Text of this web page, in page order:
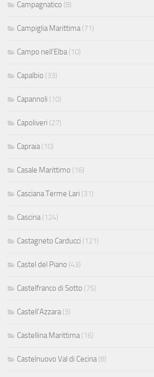
Campagnatico (8)
Campiglia Marittima (71)
Campo nell'Elba (10)
Capalbio (33)
Capannoli (10)
Capoliveri (27)
Capraia (10)
Casale Marittimo (16)
Casciana Terme Lari (31)
Cascina (124)
Castagneto Carducci (121)
Castel del Piano (43)
Castelfranco di Sotto (75)
Castell'Azzara (3)
Castellina Marittima (16)
Castelnuovo Val di Cecina (8)